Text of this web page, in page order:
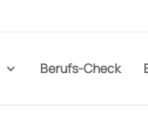
Berufs-Check